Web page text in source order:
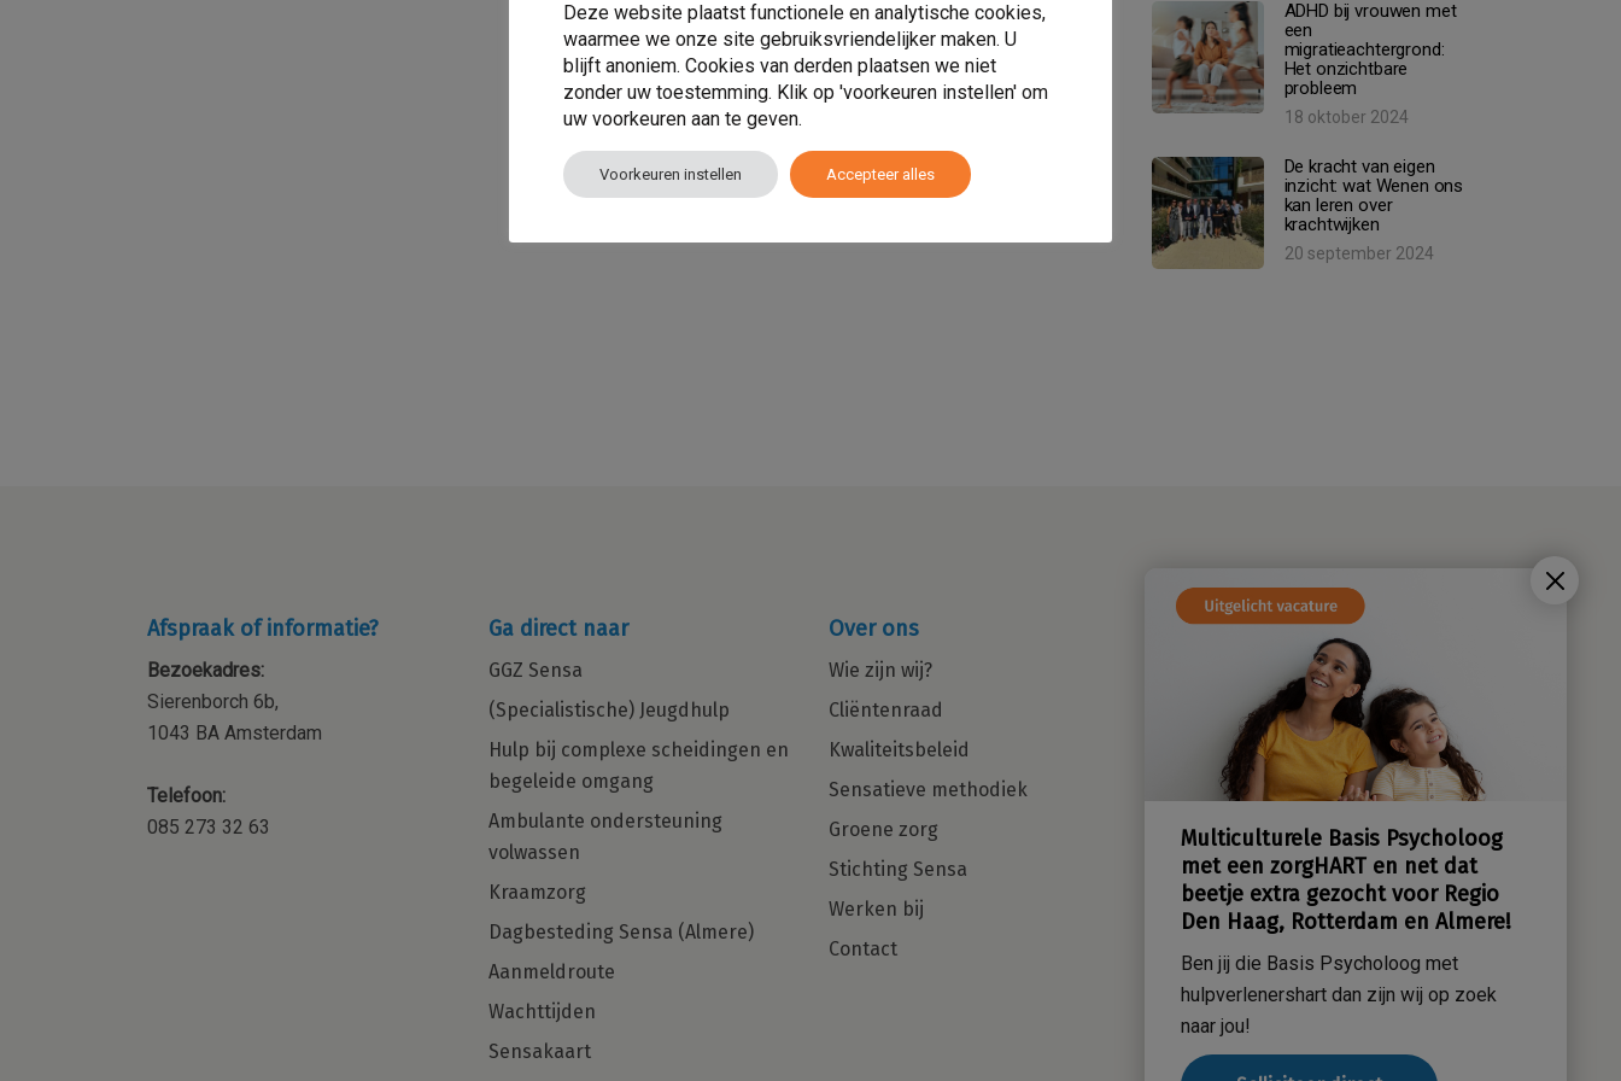
Kraamzorg – Kraamverzorgende in
de regio Amsterdam en omgeving
Word jij onze nieuwe collega voor de
met een zorgHART en net dat
beetje extra gezocht voor Regio
Ben jij die Basis Psycholoog met
hulpverlenershart dan zijn wij op zoek
Ambulante begeleiding – Social
Worker in Haarlem, Hoofdorp,
Beverwijk, regio Flevoland of
Alkmaar Zaanstreek
Ben jij die Gezinsprofessional met
hulpverlenershart en heb je daarnaast je
relevante hbo-diplomering (wie weet
zelfs een SKJ-registratie)?
ADHD bij vrouwen met
een
migratieachtergrond:
Het onzichtbare
probleem
18 oktober 2024
De kracht van eigen
inzicht: wat Wenen ons
kan leren over
krachtwijken
20 september 2024
Afspraak of informatie?
Bezoekadres:
Sierenborch 6b,
1043 BA Amsterdam
Telefoon:
085 273 32 63
Ga direct naar
GGZ Sensa
(Specialistische) Jeugdhulp
Hulp bij complexe scheidingen en
begeleide omgang
Ambulante ondersteuning
volwassen
Kraamzorg
Dagbesteding Sensa (Almere)
Aanmeldroute
Wachttijden
Sensakaart
Over ons
Wie zijn wij?
Cliëntenraad
Kwaliteitsbeleid
Sensatieve methodiek
Groene zorg
Stichting Sensa
Werken bij
Contact
Deze website plaatst functionele en analytische cookies,
waarmee we onze site gebruiksvriendelijker maken. U
blijft anoniem. Cookies van derden plaatsen we niet
zonder uw toestemming. Klik op 'voorkeuren instellen' om
uw voorkeuren aan te geven.
Voorkeuren instellen Accepteer alles